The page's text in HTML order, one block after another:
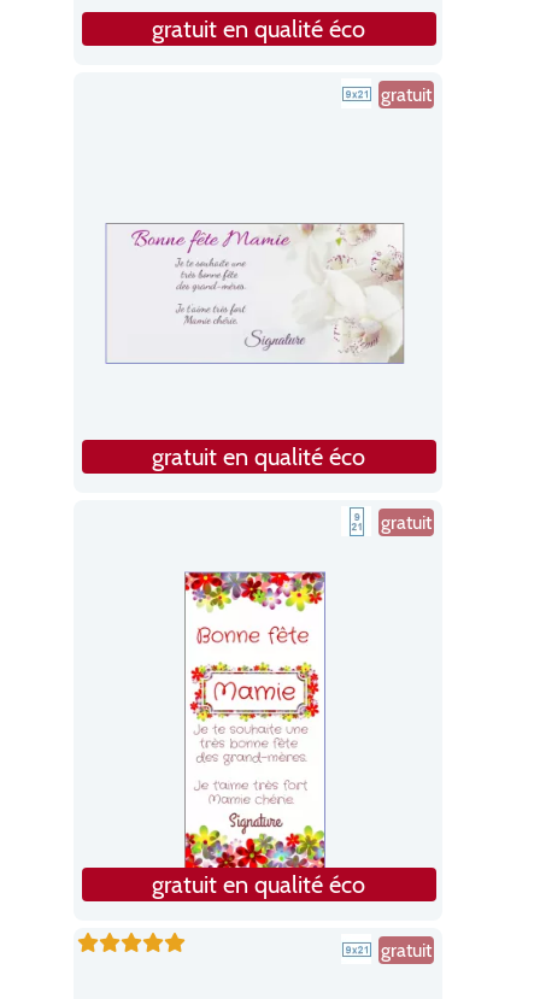
gratuit en qualité éco
gratuit
gratuit en qualité éco
gratuit
gratuit en qualité éco
gratuit